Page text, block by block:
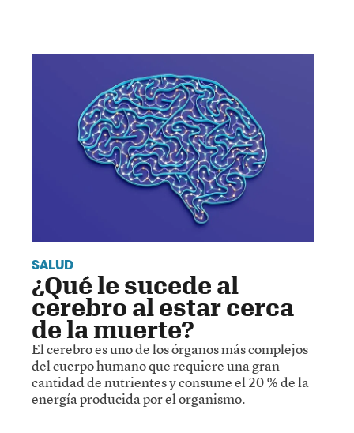
SALUD
¿Qué le sucede al
cerebro al estar cerca
de la muerte?
El cerebro es uno de los órganos más complejos
del cuerpo humano que requiere una gran
cantidad de nutrientes y consume el 20 % de la
energía producida por el organismo.